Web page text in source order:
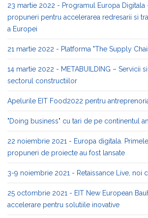
23 martie 2022 - Programul Europa
propuneri pentru accelerarea redresarii si
a Europei
21 martie 2022 - Platforma "The Supply
14 martie 2022 - METABUILDING – Servicii
sectorul constructiilor
Apelurile EIT Food2022 pentru
"Doing business" cu tari de pe continentul
22 noiembrie 2021 - Europa digitala.
propuneri de proiecte au fost lansate
3-9 noiembrie 2021 - Retaissance Live, noi
25 octombrie 2021 - EIT New European
accelerare pentru solutiile inovative